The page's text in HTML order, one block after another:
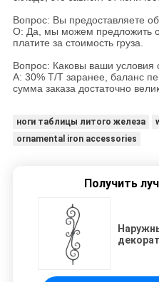
Вопрос: Вы предоставляете
О: Да, мы можем предложить
платите за стоимость груза.
Вопрос: Каковы ваши условия
A: 30% T/T заранее, баланс
сумма заказа достаточно
ноги таблицы литого железа
ornamental iron accessories
Получить